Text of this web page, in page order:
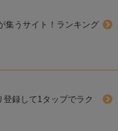
集うサイト！ランキング
録して1タップでラク